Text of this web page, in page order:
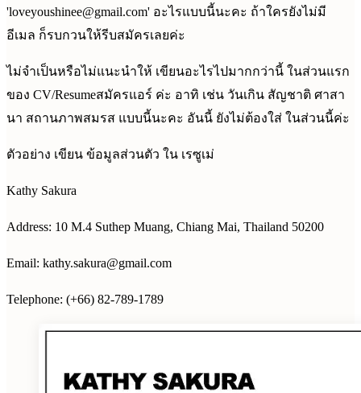
'loveyoushinee@gmail.com' อะไรแบบนี้นะคะ ถ้าใครยังไม่มี
อีเมล ก็รบกวนให้รีบสมัครเลยค่ะ
ไม่จำเป็นหรือไม่แนะนำให้ เขียนอะไรไปมากกว่านี้ ในส่วนแรก
ของ CV/Resumeสมัครแอร์ ค่ะ อาทิ เช่น วันเกิน สัญชาติ ศาสา
นา สถานภาพสมรส แบบนี้นะคะ อันนี้ ยังไม่ต้องใส่ ในส่วนนี้ค่ะ
ตัวอย่าง เขียน ข้อมูลส่วนตัว ใน เรซูเม่
Kathy Sakura
Address: 10 M.4 Suthep Muang, Chiang Mai, Thailand 50200
Email: kathy.sakura@gmail.com
Telephone: (+66) 82-789-1789